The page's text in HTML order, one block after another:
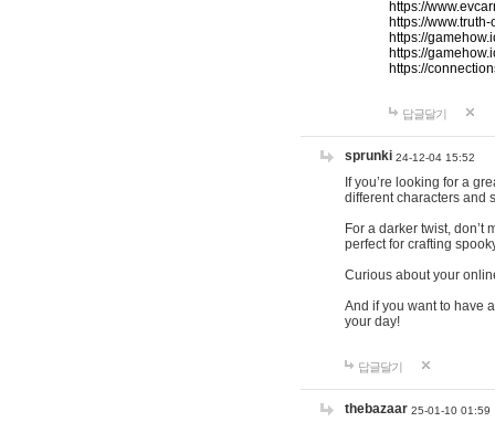
https://
https://
https://
https://
https://
답글달기
sprunki 24-12-04 15:52
If you’re looking for a
different characters and
For a darker twist, don’t
perfect for crafting
Curious about your
And if you want to have
your day!
답글달기
thebazaar 25-01-10 01:59